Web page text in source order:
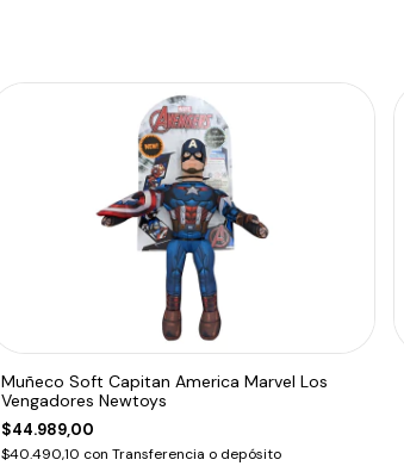
Muñeco Soft Capitan America Marvel Los
Vengadores Newtoys
$44.989,00
$40.490,10 con Transferencia o depósito